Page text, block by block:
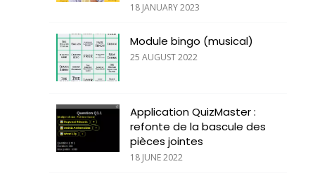
18 JANUARY 2023
Module bingo (musical)
25 AUGUST 2022
Application QuizMaster :
refonte de la bascule des
pièces jointes
18 JUNE 2022